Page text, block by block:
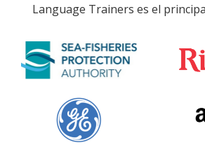
Language Trainers es el